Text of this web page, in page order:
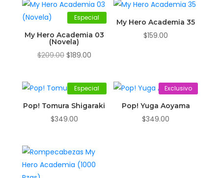
Especial
My Hero Academia 03
(Novela)
$209.00 El
original
era:
$209.00.
$189.00El
actual
es:
$189.00.
My Hero Academia 35
$159.00
Especial
Pop! Tomura Shigaraki
$349.00
Exclusivo
Pop! Yuga Aoyama
$349.00